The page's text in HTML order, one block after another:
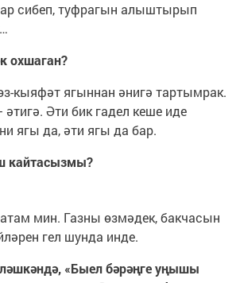
сибеп, туфрагын алыштырып
охшаган?
кыяфәт ягыннан әнигә тартымрак.
әтигә. Әти бик гадел кеше иде
ягы да, әти ягы да бар.
кайтасызмы?
мин. Газны өзмәдек, бакчасын
гел шунда инде.
«Быел бәрәңге уңышы